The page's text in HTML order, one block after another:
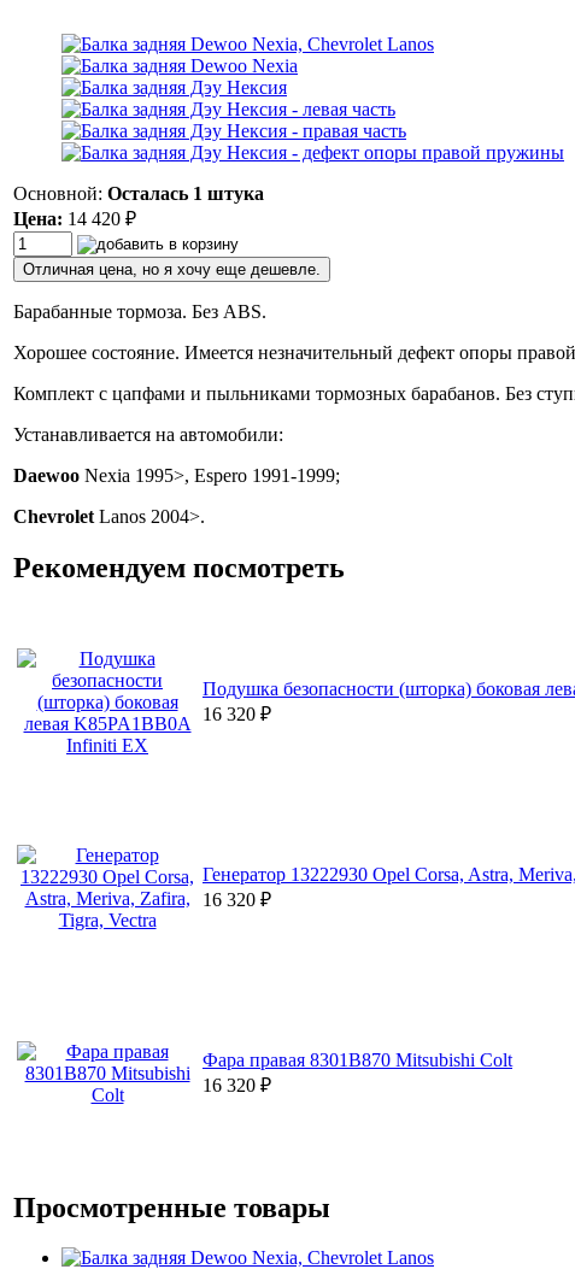
Основной: Осталась 1 штука
Цена: 14 420 ₽
Отличная цена, но я хочу еще дешевле.
Барабанные тормоза. Без ABS.
Хорошее состояние. Имеется незначительный дефект опоры
Комплект с цапфами и пыльниками тормозных барабанов. Без
Устанавливается на автомобили:
Daewoo Nexia 1995>, Espero 1991-1999;
Chevrolet Lanos 2004>.
Рекомендуем посмотреть
Подушка безопасности (шторка) боковая
16 320 ₽
Генератор 13222930 Opel Corsa, Astra,
16 320 ₽
Фара правая 8301B870 Mitsubishi Colt
16 320 ₽
Просмотренные товары